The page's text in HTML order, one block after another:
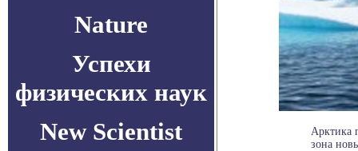
Nature
Успехи
физических наук
New Scientist
Арктика
зона